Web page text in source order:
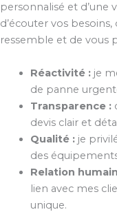
personnalisé et d’une
d’écouter vos
ressemble et de vous
Réactivité :je
de panne
Transparence :
devis clair et
Qualité :je
des
Relation
lien avec mes
unique.